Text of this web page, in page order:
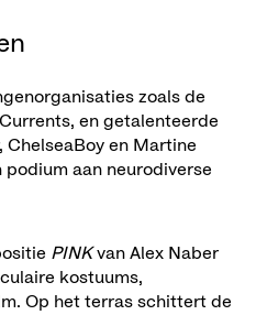
zoals de
en getalenteerde
ChelseaBoy en Martine
aan neurodiverse
PINKvan Alex Naber
kostuums,
Op het terras schittert de